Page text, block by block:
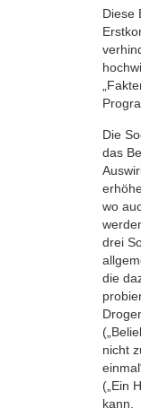
Diese
Die
das
wo
drei
die
nicht
(„Ein
kann.